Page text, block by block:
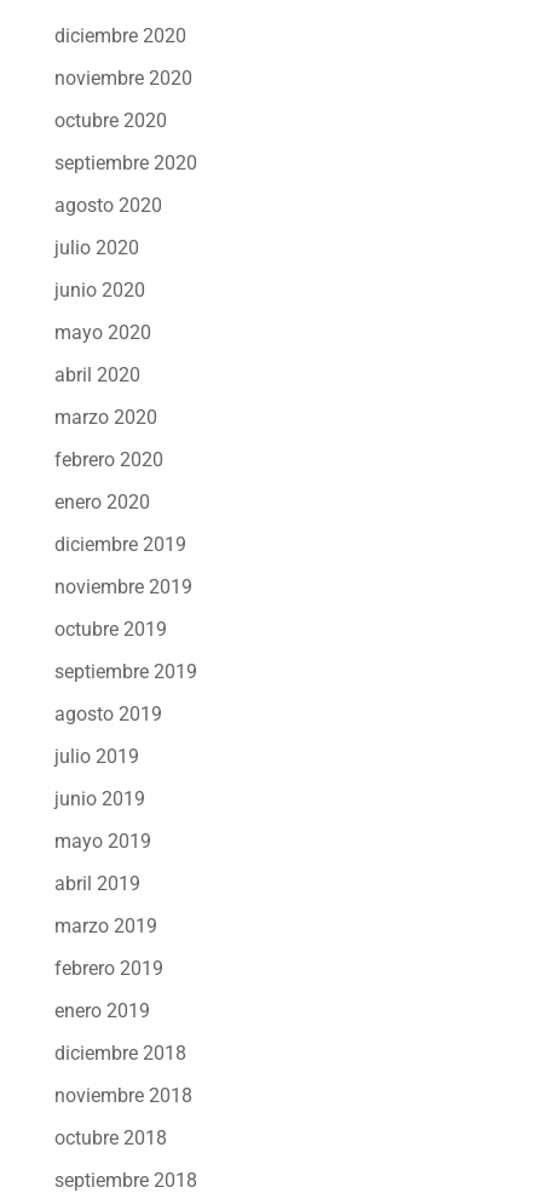
diciembre 2020
noviembre 2020
octubre 2020
septiembre 2020
agosto 2020
julio 2020
junio 2020
mayo 2020
abril 2020
marzo 2020
febrero 2020
enero 2020
diciembre 2019
noviembre 2019
octubre 2019
septiembre 2019
agosto 2019
julio 2019
junio 2019
mayo 2019
abril 2019
marzo 2019
febrero 2019
enero 2019
diciembre 2018
noviembre 2018
octubre 2018
septiembre 2018